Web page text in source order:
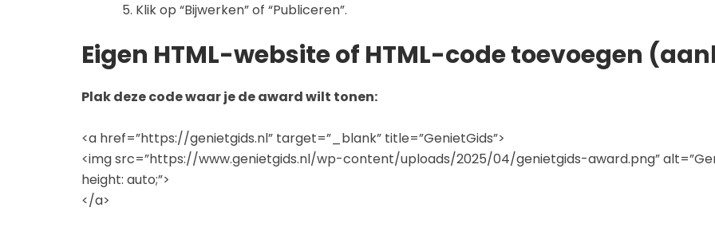
Klik op “Bijwerken” of “Publiceren”.
Eigen HTML-website of HTML-code toevoegen
Plak deze code waar je de award wilt tonen:
<a href=”https://genietgids.nl” target=”_blank” title=”GenietGids”>
<img src=”https://www.genietgids.nl/wp-content/uploads/2025/04/genietgids-award.png”
height: auto;”>
</a>